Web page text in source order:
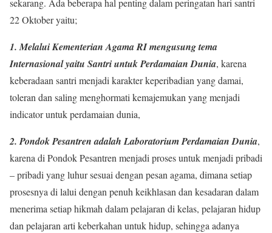
22 Oktober yaitu;
1. Melalui Kementerian Agama RI mengusung tema
Internasional yaitu Santri untuk Perdamaian Dunia, karena
keberadaan santri menjadi karakter keperibadian yang damai,
toleran dan saling menghormati kemajemukan yang menjadi
indicator untuk perdamaian dunia,
2. Pondok Pesantren adalah Laboratorium Perdamaian Dunia,
karena di Pondok Pesantren menjadi proses untuk menjadi pribadi
– pribadi yang luhur sesuai dengan pesan agama, dimana setiap
prosesnya di lalui dengan penuh keikhlasan dan kesadaran dalam
menerima setiap hikmah dalam pelajaran di kelas, pelajaran hidup
dan pelajaran arti keberkahan untuk hidup, sehingga adanya